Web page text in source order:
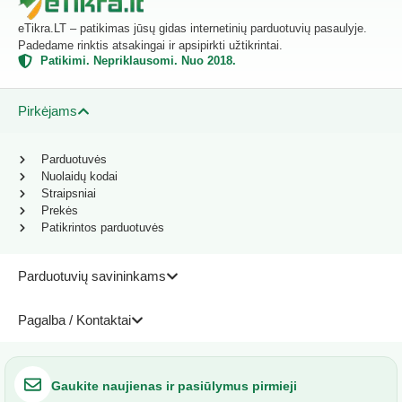
eTikra.LT – patikimas jūsų gidas internetinių parduotuvių pasaulyje.
Padedame rinktis atsakingai ir apsipirkti užtikrintai.
Patikimi. Nepriklausomi. Nuo 2018.
Pirkėjams
Parduotuvių savininkams
Pagalba / Kontaktai
Parduotuvės
Nuolaidų kodai
Straipsniai
Prekės
Patikrintos parduotuvės
Gaukite naujienas ir pasiūlymus pirmieji